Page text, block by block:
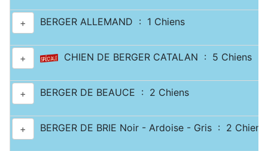
+ BERGER ALLEMAND : 1 Chiens
+ CHIEN DE BERGER CATALAN : 5 Chiens
+ BERGER DE BEAUCE : 2 Chiens
+ BERGER DE BRIE Noir - Ardoise - Gris : 2 Chiens